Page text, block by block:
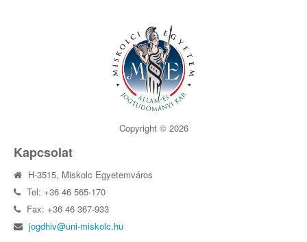
Copyright © 2026
Kapcsolat
H-3515, Miskolc Egyetemváros
Tel: +36 46 565-170
Fax: +36 46 367-933
jogdhiv@uni-miskolc.hu